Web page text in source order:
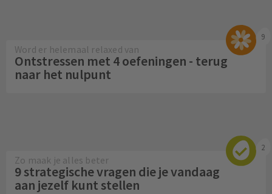
9
Word er helemaal relaxed van
Ontstressen met 4 oefeningen - terug
naar het nulpunt
2
Zo maak je alles beter
9 strategische vragen die je vandaag
aan jezelf kunt stellen